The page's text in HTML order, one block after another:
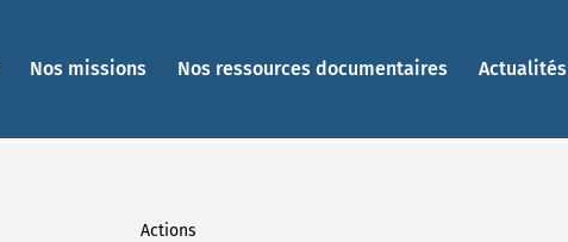
Nos missions Nos ressources documentaires Actualités
Actions